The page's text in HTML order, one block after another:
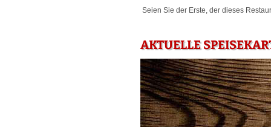
Seien Sie der Erste, der dieses
AKTUELLE